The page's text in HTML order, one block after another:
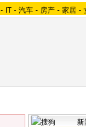
- IT - 汽车 - 房产 - 家居 -
新